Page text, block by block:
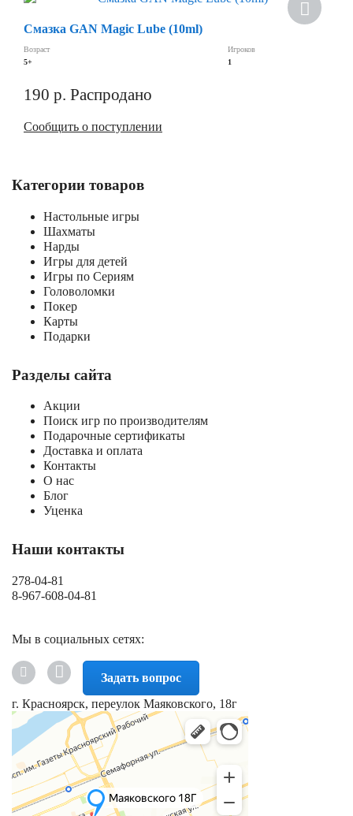
Смазка GAN Magic Lube (10ml)
Возраст
5+
Игроков
1
190 р. Распродано
Сообщить о поступлении
Категории товаров
Настольные игры
Шахматы
Нарды
Игры для детей
Игры по Сериям
Головоломки
Покер
Карты
Подарки
Разделы сайта
Акции
Поиск игр по производителям
Подарочные сертификаты
Доставка и оплата
Контакты
О нас
Блог
Уценка
Наши контакты
278-04-81
8-967-608-04-81
Мы в социальных сетях:
Задать вопрос
г. Красноярск, переулок Маяковского, 18г